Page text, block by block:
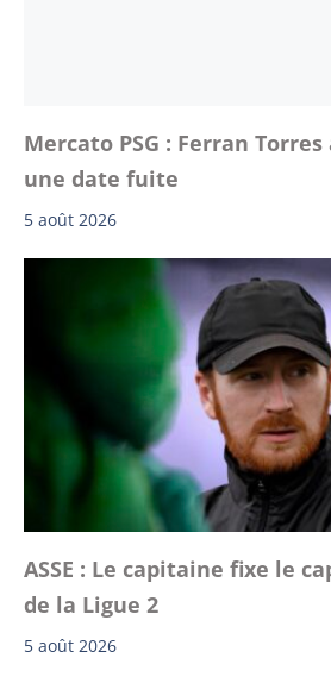
Mercato PSG : Ferran
une date fuite
5 août 2026
ASSE : Le capitaine fixe le
de la Ligue 2
5 août 2026